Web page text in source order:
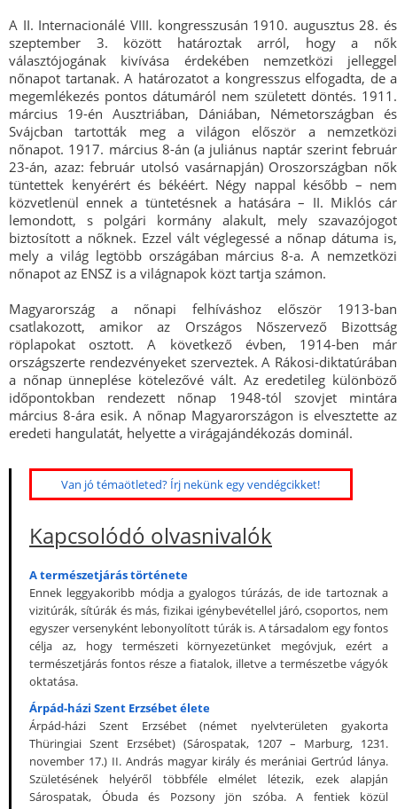
A II. Internacionálé VIII. kongresszusán 1910. augusztus 28. és
szeptember 3. között határoztak arról, hogy a nők
választójogának kivívása érdekében nemzetközi jelleggel
nőnapot tartanak. A határozatot a kongresszus elfogadta, de a
megemlékezés pontos dátumáról nem született döntés. 1911.
március 19-én Ausztriában, Dániában, Németországban és
Svájcban tartották meg a világon először a nemzetközi
nőnapot. 1917. március 8-án (a juliánus naptár szerint február
23-án, azaz: február utolsó vasárnapján) Oroszországban nők
tüntettek kenyérért és békéért. Négy nappal később – nem
közvetlenül ennek a tüntetésnek a hatására – II. Miklós cár
lemondott, s polgári kormány alakult, mely szavazójogot
biztosított a nőknek. Ezzel vált véglegessé a nőnap dátuma is,
mely a világ legtöbb országában március 8-a. A nemzetközi
nőnapot az ENSZ is a világnapok közt tartja számon.
Magyarország a nőnapi felhíváshoz először 1913-ban
csatlakozott, amikor az Országos Nőszervező Bizottság
röplapokat osztott. A következő évben, 1914-ben már
országszerte rendezvényeket szerveztek. A Rákosi-diktatúrában
a nőnap ünneplése kötelezővé vált. Az eredetileg különböző
időpontokban rendezett nőnap 1948-tól szovjet mintára
március 8-ára esik. A nőnap Magyarországon is elvesztette az
eredeti hangulatát, helyette a virágajándékozás dominál.
Van jó témaötleted? Írj nekünk egy vendégcikket!
Kapcsolódó olvasnivalók
A természetjárás története
Ennek leggyakoribb módja a gyalogos túrázás, de ide tartoznak a
vizitúrák, sítúrák és más, fizikai igénybevétellel járó, csoportos, nem
egyszer versenyként lebonyolított túrák is. A társadalom egy fontos
célja az, hogy természeti környezetünket megóvjuk, ezért a
természetjárás fontos része a fiatalok, illetve a természetbe vágyók
oktatása.
Árpád-házi Szent Erzsébet élete
Árpád-házi Szent Erzsébet (német nyelvterületen gyakorta
Thüringiai Szent Erzsébet) (Sárospatak, 1207 – Marburg, 1231.
november 17.) II. András magyar király és merániai Gertrúd lánya.
Születésének helyéről többféle elmélet létezik, ezek alapján
Sárospatak, Óbuda és Pozsony jön szóba. A fentiek közül